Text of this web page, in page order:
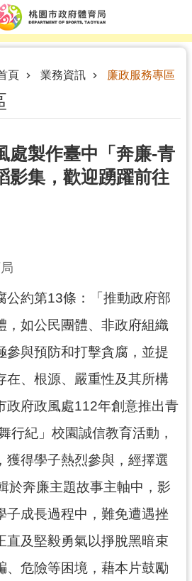
頁 業務資訊 廉政服務專區
處製作臺中「奔廉-青
影集，歡迎踴躍前往
公約第13條：「推動政府部
，如公民團體、非政府組織
參與預防和打擊貪腐，並提
在、根源、嚴重性及其所構
政府政風處112年創意推出青
行紀」校園誠信教育活動，
獲得學子熱烈參與，經擇選
於奔廉主題故事主軸中，影
子成長過程中，難免遭遇挫
直及堅毅勇氣以掙脫黑暗束
、危險等困境，藉本片鼓勵